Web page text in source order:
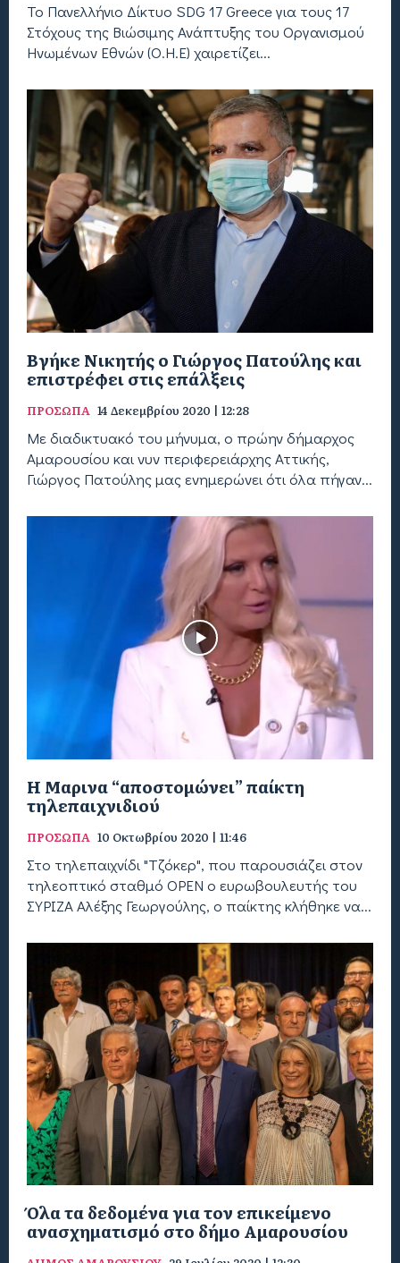
Το Πανελλήνιο Δίκτυο SDG 17 Greece για τους 17
Στόχους της Βιώσιμης Ανάπτυξης του Οργανισμού
Ηνωμένων Εθνών (Ο.Η.Ε) χαιρετίζει...
Βγήκε Νικητής ο Γιώργος Πατούλης και
επιστρέφει στις επάλξεις
ΠΡΟΣΩΠΑ 14 Δεκεμβρίου 2020 | 12:28
Με διαδικτυακό του μήνυμα, ο πρώην δήμαρχος
Αμαρουσίου και νυν περιφερειάρχης Αττικής,
Γιώργος Πατούλης μας ενημερώνει ότι όλα πήγαν...
H Μαρινα “αποστομώνει” παίκτη
τηλεπαιχνιδιού
ΠΡΟΣΩΠΑ 10 Οκτωβρίου 2020 | 11:46
Στo τηλεπαιχνίδι "Τζόκερ", που παρουσιάζει στον
τηλεοπτικό σταθμό OPEN ο ευρωβουλευτής του
ΣΥΡΙΖΑ Αλέξης Γεωργούλης, ο παίκτης κλήθηκε να...
Όλα τα δεδομένα για τον επικείμενο
ανασχηματισμό στο δήμο Αμαρουσίου